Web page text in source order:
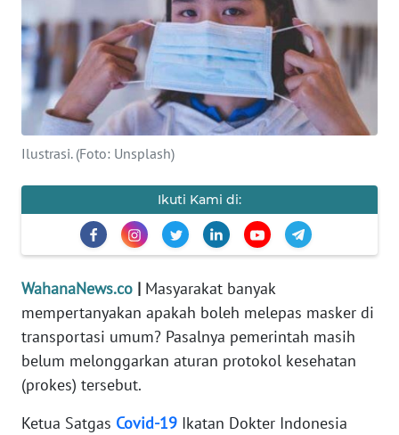
Ilustrasi. (Foto: Unsplash)
Ikuti Kami di:
WahanaNews.co | Masyarakat banyak
mempertanyakan apakah boleh melepas masker di
transportasi umum? Pasalnya pemerintah masih
belum melonggarkan aturan protokol kesehatan
(prokes) tersebut.
Ketua Satgas Covid-19 Ikatan Dokter Indonesia
INTERNASIONAL
SERBA-SERBI
PENDIDIKAN
EDITORIAL
Informasi
INDEKS